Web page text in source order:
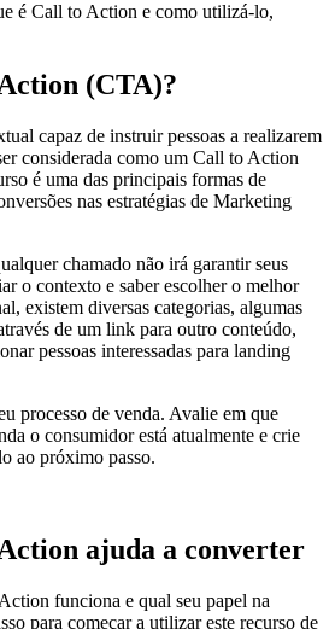
é Call to Action e como utilizá-lo,
(CTA)?
capaz de instruir pessoas a realizarem
considerada como um Call to Action
é uma das principais formas de
nas estratégias de Marketing
chamado não irá garantir seus
o contexto e saber escolher o melhor
existem diversas categorias, algumas
de um link para outro conteúdo,
pessoas interessadas para landing
processo de venda. Avalie em que
o consumidor está atualmente e crie
ao próximo passo.
ajuda a converter
funciona e qual seu papel na
para começar a utilizar este recurso de